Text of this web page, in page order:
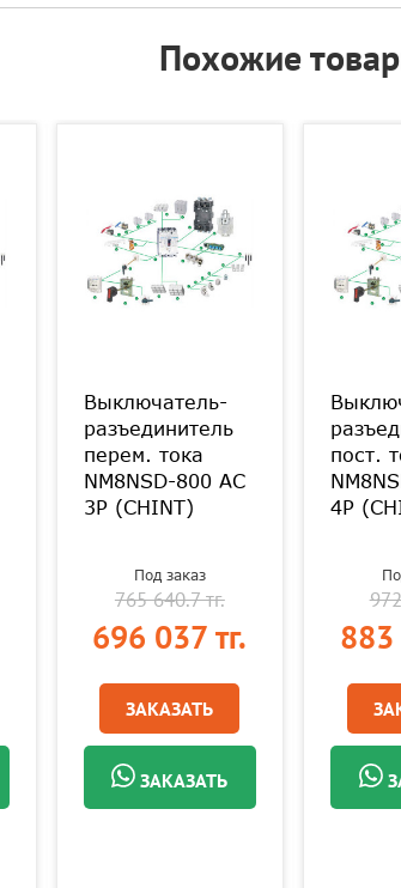
Похожие
Выключатель-
разъединитель
перем. тока
NM8NSD-800 AC
3P (CHINT)
Под заказ
765 640.7 тг.
696 037 тг.
ЗАКАЗАТЬ
ЗАКАЗАТЬ
пост.
4P
883